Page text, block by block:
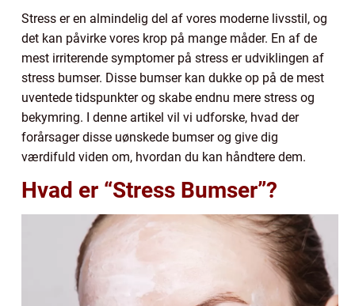
Stress er en almindelig del af vores moderne livsstil, og
det kan påvirke vores krop på mange måder. En af de
mest irriterende symptomer på stress er udviklingen af
stress bumser. Disse bumser kan dukke op på de mest
uventede tidspunkter og skabe endnu mere stress og
bekymring. I denne artikel vil vi udforske, hvad der
forårsager disse uønskede bumser og give dig
værdifuld viden om, hvordan du kan håndtere dem.
Hvad er “Stress Bumser”?